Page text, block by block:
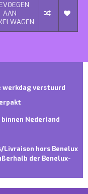
AAN
verstuurd
Nederland
Livraison hors Benelux
der Benelux-